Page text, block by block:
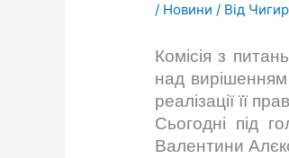
/ Новини / Від
Комісія з
над вирішенням
реалізації її
Сьогодні під
Валентини